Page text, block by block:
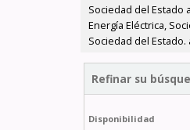
Sociedad del Estado
Energía Eléctrica,
Sociedad del
Refinar su
Disponibilidad